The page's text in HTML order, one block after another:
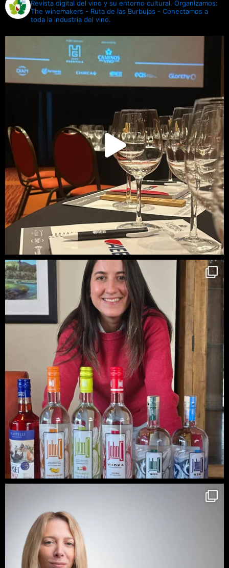
Revista digital del vino y su entorno cultural. Organizamos:
The winemakers - Ruta de las Burbujas - Conectamos a
toda la industria del vino.